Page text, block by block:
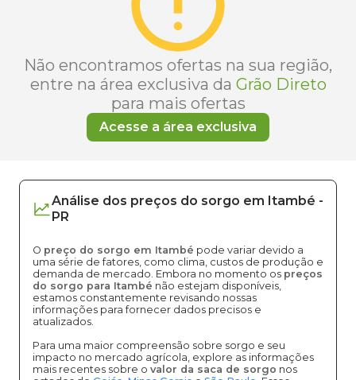
Não encontramos ofertas na sua região,
entre na área exclusiva da Grão Direto
para mais ofertas
Acesse a área exclusiva
Análise dos preços do sorgo em Itambé -
PR
O preço do sorgo em Itambé pode variar devido a
uma série de fatores, como clima, custos de produção e
demanda de mercado. Embora no momento os preços
do sorgo para Itambé não estejam disponíveis,
estamos constantemente revisando nossas
informações para fornecer dados precisos e
atualizados.
Para uma maior compreensão sobre sorgo e seu
impacto no mercado agrícola, explore as informações
mais recentes sobre o valor da saca de sorgo nos